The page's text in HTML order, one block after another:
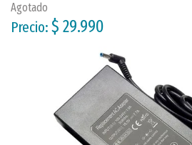
Agotado
Precio: $ 29.990